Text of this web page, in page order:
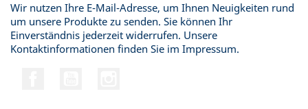
Wir nutzen Ihre E-Mail-Adresse, um Ihnen Neuigkeiten rund
um unsere Produkte zu senden. Sie können Ihr
Einverständnis jederzeit widerrufen. Unsere
Kontaktinformationen finden Sie im Impressum.